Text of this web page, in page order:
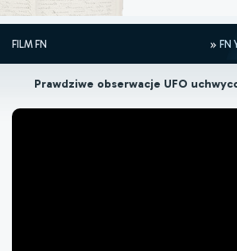
FILM FN FN
Prawdziwe obserwacje UFO